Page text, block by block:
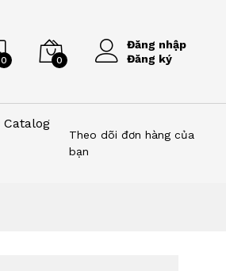
0 0
Đăng nhập
Đăng ký
Catalog
Theo dõi đơn hàng của
bạn